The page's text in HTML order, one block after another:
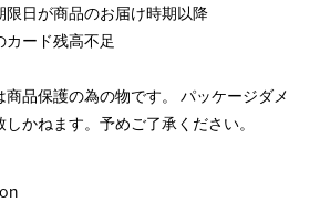
日が商品のお届け時期以降
ード残高不足
品保護の為の物です。 パッケージダメ
かねます。予めご了承ください。